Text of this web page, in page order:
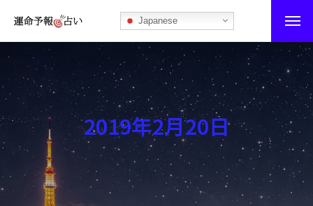
Japanese
運命予報占い
運命予報占いとは
あなたの所属部屋を探そう！
最恐の相性占い
秘伝公開！吉凶カレンダー
2019年2月20日